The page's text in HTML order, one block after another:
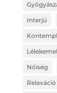
Interjú
Nőiség
Relaxáció